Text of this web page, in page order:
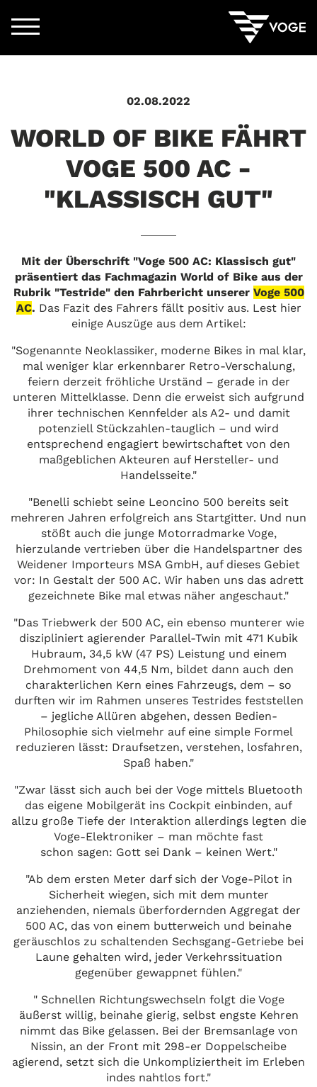
02.08.2022
WORLD OF BIKE FÄHRT
VOGE 500 AC -
"KLASSISCH GUT"
Mit der Überschrift "Voge 500 AC: Klassisch gut"
präsentiert das Fachmagazin World of Bike aus der
Rubrik "Testride" den Fahrbericht unserer Voge 500
AC. Das Fazit des Fahrers fällt positiv aus. Lest hier
einige Auszüge aus dem Artikel:
"Sogenannte Neoklassiker, moderne Bikes in mal klar,
mal weniger klar erkennbarer Retro-Verschalung,
feiern derzeit fröhliche Urständ – gerade in der
unteren Mittelklasse. Denn die erweist sich aufgrund
ihrer technischen Kennfelder als A2- und damit
potenziell Stückzahlen-tauglich – und wird
entsprechend engagiert bewirtschaftet von den
maßgeblichen Akteuren auf Hersteller- und
Handelsseite."
"Benelli schiebt seine Leoncino 500 bereits seit
mehreren Jahren erfolgreich ans Startgitter. Und nun
stößt auch die junge Motorradmarke Voge,
hierzulande vertrieben über die Handelspartner des
Weidener Importeurs MSA GmbH, auf dieses Gebiet
vor: In Gestalt der 500 AC. Wir haben uns das adrett
gezeichnete Bike mal etwas näher angeschaut."
"Das Triebwerk der 500 AC, ein ebenso munterer wie
diszipliniert agierender Parallel-Twin mit 471 Kubik
Hubraum, 34,5 kW (47 PS) Leistung und einem
Drehmoment von 44,5 Nm, bildet dann auch den
charakterlichen Kern eines Fahrzeugs, dem – so
durften wir im Rahmen unseres Testrides feststellen
– jegliche Allüren abgehen, dessen Bedien-
Philosophie sich vielmehr auf eine simple Formel
reduzieren lässt: Draufsetzen, verstehen, losfahren,
Spaß haben."
"Zwar lässt sich auch bei der Voge mittels Bluetooth
das eigene Mobilgerät ins Cockpit einbinden, auf
allzu große Tiefe der Interaktion allerdings legten die
Voge-Elektroniker – man möchte fast
schon sagen: Gott sei Dank – keinen Wert."
"Ab dem ersten Meter darf sich der Voge-Pilot in
Sicherheit wiegen, sich mit dem munter
anziehenden, niemals überfordernden Aggregat der
500 AC, das von einem butterweich und beinahe
geräuschlos zu schaltenden Sechsgang-Getriebe bei
Laune gehalten wird, jeder Verkehrssituation
gegenüber gewappnet fühlen."
" Schnellen Richtungswechseln folgt die Voge
äußerst willig, beinahe gierig, selbst engste Kehren
nimmt das Bike gelassen. Bei der Bremsanlage von
Nissin, an der Front mit 298-er Doppelscheibe
agierend, setzt sich die Unkompliziertheit im Erleben
indes nahtlos fort."
zur Übersicht